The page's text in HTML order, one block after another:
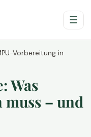
☰
Vorbereitung in
Was
– und